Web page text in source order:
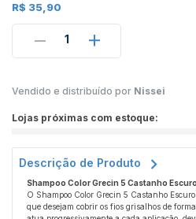
R$ 35,90
1
Vendido e distribuído por Nissei
Lojas próximas com estoque:
Descrição de Produto
Shampoo Color Grecin 5 Castanho Escuro
O Shampoo Color Grecin 5 Castanho
que desejam cobrir os fios grisalhos de